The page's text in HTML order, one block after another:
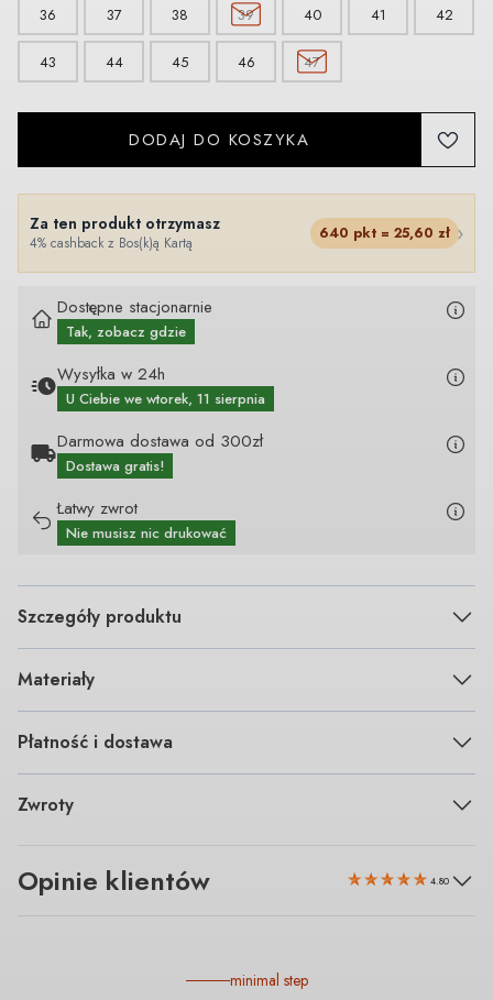
36 37 38 39 40 41 42
43 44 45 46 47
DODAJ DO KOSZYKA
Za ten produkt otrzymasz
4% cashback z Bos(k)ą Kartą
640 pkt = 25,60 zł ›
Dostępne stacjonarnie
Tak, zobacz gdzie
Wysyłka w 24h
U Ciebie we wtorek, 11 sierpnia
Darmowa dostawa od 300zł
Dostawa gratis!
Łatwy zwrot
Nie musisz nic drukować
Szczegóły produktu
Materiały
Płatność i dostawa
Zwroty
Opinie klientów 4.80
minimal step